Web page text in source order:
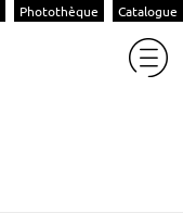
Photothèque Catalogue